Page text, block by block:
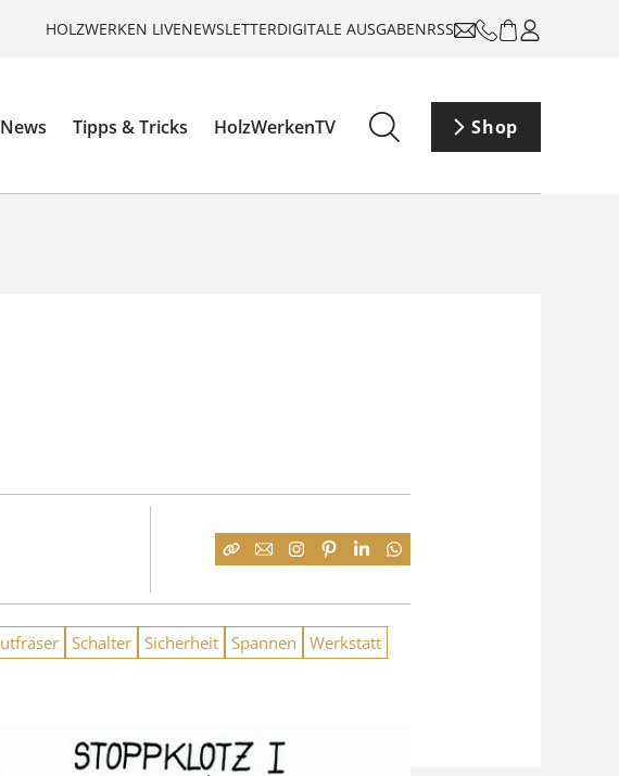
HOLZWERKEN LIVENEWSLETTERDIGITALE AUSGABENRSS
News Tipps & Tricks HolzWerkenTV Shop
Schalter Sicherheit Spannen Werkstatt